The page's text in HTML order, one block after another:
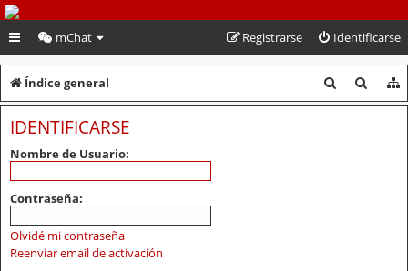
PeruVoley.com
mChat Identificarse
Registrarse
Índice general
u
u
IDENTIFICARSE
Nombre de Usuario:
Contraseña:
Olvidé mi contraseña
Reenviar email de activación